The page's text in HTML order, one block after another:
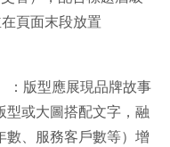
頁面末段放置
：版型應展現品牌故事
或大圖搭配文字，融
數、服務客戶數等）增